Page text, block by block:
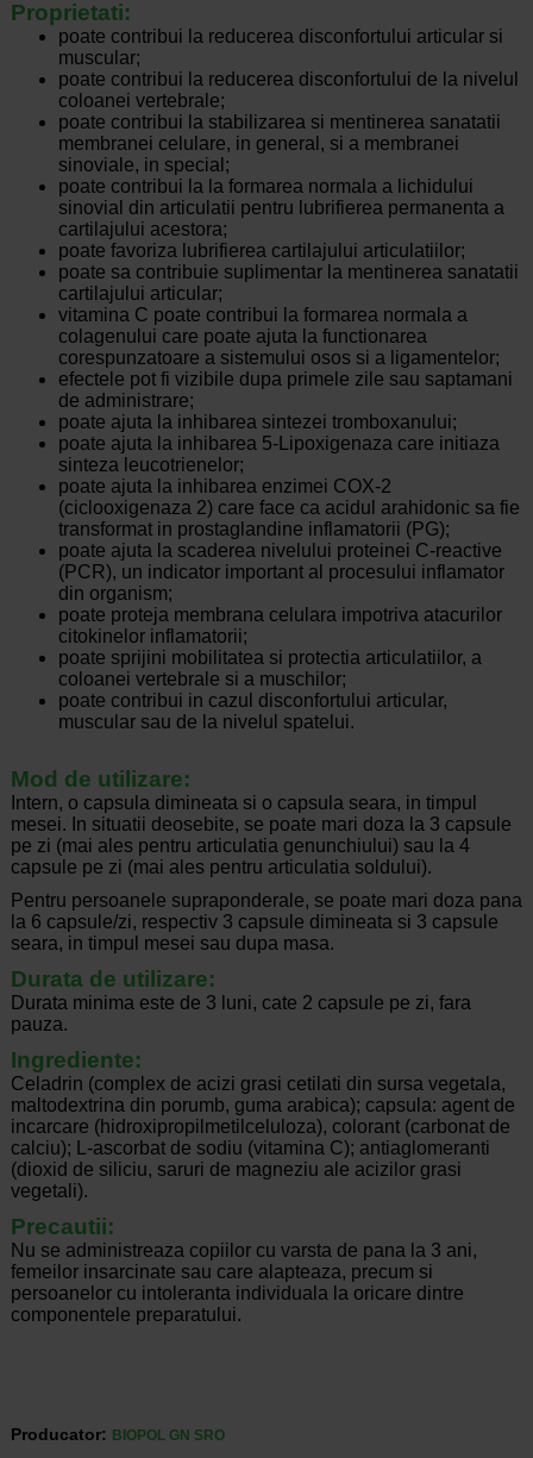
Proprietati:
poate contribui la reducerea disconfortului articular si
muscular;
poate contribui la reducerea disconfortului de la nivelul
coloanei vertebrale;
poate contribui la stabilizarea si mentinerea sanatatii
membranei celulare, in general, si a membranei
sinoviale, in special;
poate contribui la la formarea normala a lichidului
sinovial din articulatii pentru lubrifierea permanenta a
cartilajului acestora;
poate favoriza lubrifierea cartilajului articulatiilor;
poate sa contribuie suplimentar la mentinerea sanatatii
cartilajului articular;
vitamina C poate contribui la formarea normala a
colagenului care poate ajuta la functionarea
corespunzatoare a sistemului osos si a ligamentelor;
efectele pot fi vizibile dupa primele zile sau saptamani
de administrare;
poate ajuta la inhibarea sintezei tromboxanului;
poate ajuta la inhibarea 5-Lipoxigenaza care initiaza
sinteza leucotrienelor;
poate ajuta la inhibarea enzimei COX-2
(ciclooxigenaza 2) care face ca acidul arahidonic sa fie
transformat in prostaglandine inflamatorii (PG);
poate ajuta la scaderea nivelului proteinei C-reactive
(PCR), un indicator important al procesului inflamator
din organism;
poate proteja membrana celulara impotriva atacurilor
citokinelor inflamatorii;
poate sprijini mobilitatea si protectia articulatiilor, a
coloanei vertebrale si a muschilor;
poate contribui in cazul disconfortului articular,
muscular sau de la nivelul spatelui.
Mod de utilizare:
Intern, o capsula dimineata si o capsula seara, in timpul
mesei. In situatii deosebite, se poate mari doza la 3 capsule
pe zi (mai ales pentru articulatia genunchiului) sau la 4
capsule pe zi (mai ales pentru articulatia soldului).
Pentru persoanele supraponderale, se poate mari doza pana
la 6 capsule/zi, respectiv 3 capsule dimineata si 3 capsule
seara, in timpul mesei sau dupa masa.
Durata de utilizare:
Durata minima este de 3 luni, cate 2 capsule pe zi, fara
pauza.
Ingrediente:
Celadrin (complex de acizi grasi cetilati din sursa vegetala,
maltodextrina din porumb, guma arabica); capsula: agent de
incarcare (hidroxipropilmetilceluloza), colorant (carbonat de
calciu); L-ascorbat de sodiu (vitamina C); antiaglomeranti
(dioxid de siliciu, saruri de magneziu ale acizilor grasi
vegetali).
Precautii:
Nu se administreaza copiilor cu varsta de pana la 3 ani,
femeilor insarcinate sau care alapteaza, precum si
persoanelor cu intoleranta individuala la oricare dintre
componentele preparatului.
Producator:
BIOPOL GN SRO